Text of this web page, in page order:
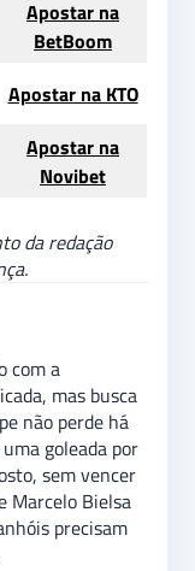
Apostar na
BetBoom
Apostar na KTO
Apostar na
Novibet
da redação
com a
mas busca
não perde há
goleada por
sem vencer
Marcelo Bielsa
precisam